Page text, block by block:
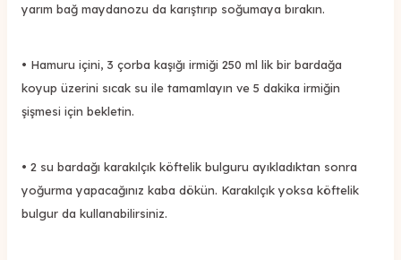
yarım bağ maydanozu da karıştırıp soğumaya bırakın.
• Hamuru içini, 3 çorba kaşığı irmiği 250 ml lik bir bardağa
koyup üzerini sıcak su ile tamamlayın ve 5 dakika irmiğin
şişmesi için bekletin.
• 2 su bardağı karakılçık köftelik bulguru ayıkladıktan sonra
yoğurma yapacağınız kaba dökün. Karakılçık yoksa köftelik
bulgur da kullanabilirsiniz.